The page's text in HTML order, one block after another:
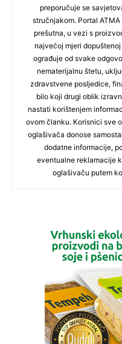
preporučuje se
stručnjakom. Portal
prešutna, u vezi s
najvećoj mjeri
ograđuje od svake
nematerijalnu štetu,
zdravstvene posljedice,
bilo koji drugi oblik
nastati korištenjem
ovom članku. Korisnici sve
oglašivača donose
dodatne informacije,
eventualne reklamacije
oglašivaču putem